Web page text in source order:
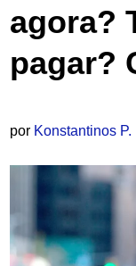
agora?
pagar?
por Konstantinos P.